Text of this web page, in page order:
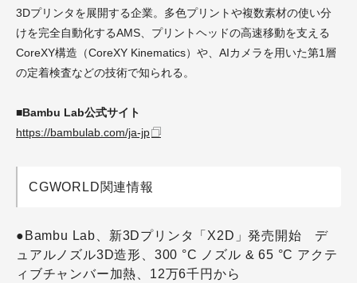
3Dプリンタを展開する企業。多色プリントや複数素材の使い分
けを完全自動化するAMS、プリントヘッドの高速移動を支える
CoreXY構造（CoreXY Kinematics）や、AIカメラを用いた第1層
の定着検査などの技術で知られる。
■Bambu Lab公式サイト
https://bambulab.com/ja-jp
CGWORLD関連情報
●Bambu Lab、新3Dプリンタ「X2D」発売開始 デ
ュアルノズル3D造形、300 °C ノズル & 65 °C アクテ
ィブチャンバー加熱、12万6千円から